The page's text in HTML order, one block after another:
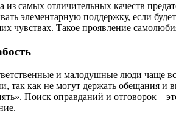
из самых отличительных качеств
элементарную поддержку, если
чувствах. Такое проявление
и малодушные люди чаще
так как не могут держать обещания и
Поиск оправданий и отговорок –